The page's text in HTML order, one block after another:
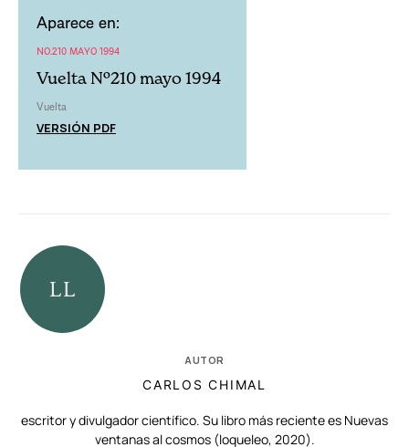
Aparece en:
NO.210 MAYO 1994
Vuelta Nº210 mayo 1994
Vuelta
VERSIÓN PDF
AUTOR
CARLOS CHIMAL
escritor y divulgador científico. Su libro más reciente es Nuevas
ventanas al cosmos (loqueleo, 2020).